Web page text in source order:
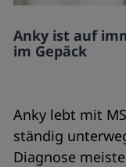
Anky ist auf
im Gepäck
Anky lebt mit
ständig
Diagnose